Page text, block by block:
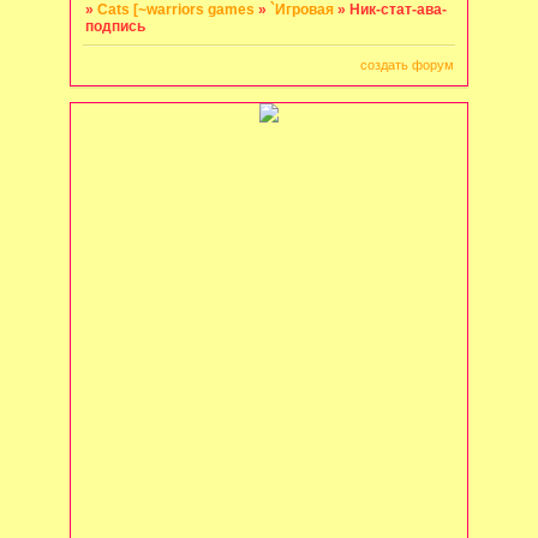
»Cats [~warriors games » `Игровая » Ник-стат-ава-
подпись
создать форум